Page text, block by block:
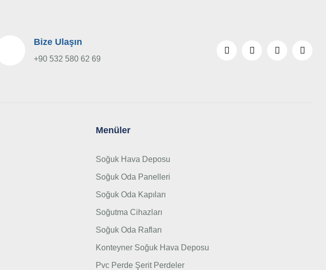
Bize Ulaşın
+90 532 580 62 69
Menüler
Soğuk Hava Deposu
Soğuk Oda Panelleri
Soğuk Oda Kapıları
Soğutma Cihazları
Soğuk Oda Rafları
Konteyner Soğuk Hava Deposu
Pvc Perde Şerit Perdeler